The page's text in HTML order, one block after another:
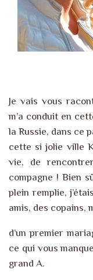
Je vais vous
m’a conduit en
la Russie, dans ce
cette si jolie ville
vie, de
compagne ! Bien
plein remplie,
amis, des copains,
d’un premier
ce qui vous
grand A.